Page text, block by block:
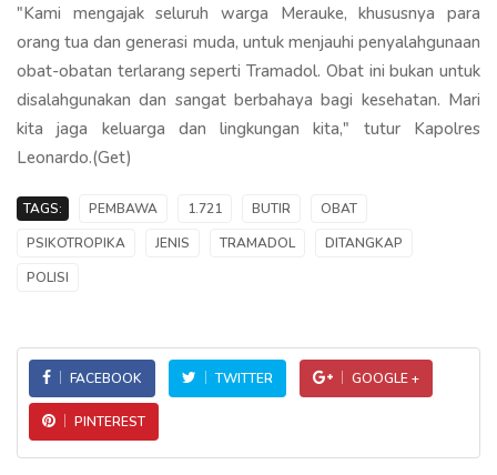
"Kami mengajak seluruh warga Merauke, khususnya para
orang tua dan generasi muda, untuk menjauhi penyalahgunaan
obat-obatan terlarang seperti Tramadol. Obat ini bukan untuk
disalahgunakan dan sangat berbahaya bagi kesehatan. Mari
kita jaga keluarga dan lingkungan kita," tutur Kapolres
Leonardo.(Get)
TAGS: PEMBAWA 1.721 BUTIR
OBAT
PSIKOTROPIKA
JENIS TRAMADOL
DITANGKAP
POLISI
FACEBOOK TWITTER GOOGLE +
PINTEREST